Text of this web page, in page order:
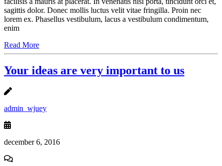
sagittis dolor. Donec mollis luctus velit vitae fringilla. Proin nec
lorem ex. Phasellus vestibulum, lacus a vestibulum condimentum,
enim
Read More
Your ideas are very important to us
admin_wjuey
december 6, 2016